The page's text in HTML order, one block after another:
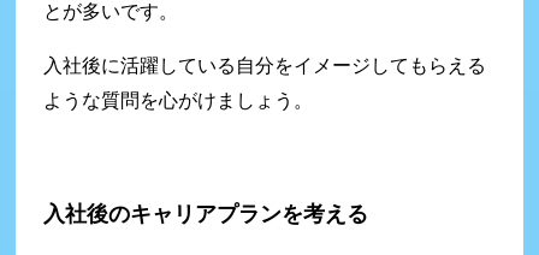
とが多いです。
入社後に活躍している自分をイメージしてもらえる
ような質問を心がけましょう。
入社後のキャリアプランを考える